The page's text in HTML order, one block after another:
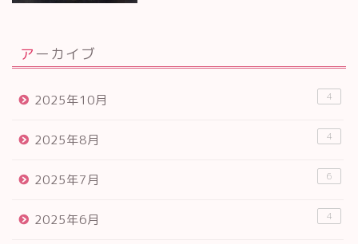
アーカイブ
2025年10月 4
2025年8月 4
2025年7月 6
2025年6月 4